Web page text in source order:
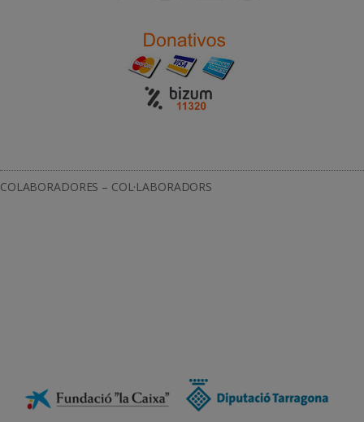
COLABORADORES – COL·LABORADORS